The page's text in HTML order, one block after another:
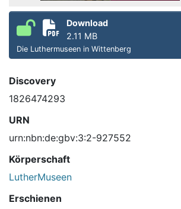
Download
2.11 MB
Die Luthermuseen in Wittenberg
Discovery
1826474293
URN
urn:nbn:de:gbv:3:2-927552
Körperschaft
LutherMuseen
Erschienen